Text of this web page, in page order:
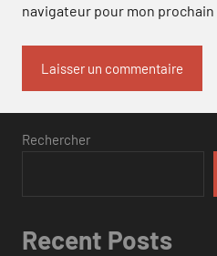
navigateur pour mon prochain
Rechercher
Recent Posts